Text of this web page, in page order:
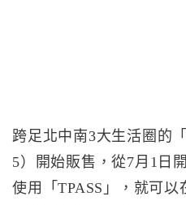
跨足北中南3大生活圈的
5）開始販售，從7月1日
使用「TPASS」，就可